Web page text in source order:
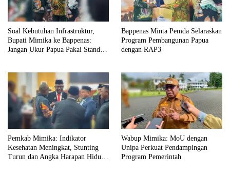
Soal Kebutuhan Infrastruktur,
Bupati Mimika ke Bappenas:
Jangan Ukur Papua Pakai Standar
Bappenas Minta Pemda Selaraskan
Program Pembangunan Papua
dengan RAP3
Pemkab Mimika: Indikator
Kesehatan Meningkat, Stunting
Turun dan Angka Harapan Hidup
Wabup Mimika: MoU dengan
Unipa Perkuat Pendampingan
Program Pemerintah